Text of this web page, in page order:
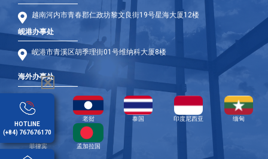
越南河内市青春郡仁政坊黎文良街19号星海大厦12楼
岘港办事处
岘港市青溪区胡季理街01号维纳科大厦8楼
海外办事处
老挝 泰国 印度尼西亚 缅甸
菲律宾 孟加拉国
HOTLINE
(+84) 767676170